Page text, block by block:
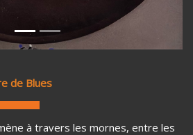
de Blues
à travers les mornes, entre les